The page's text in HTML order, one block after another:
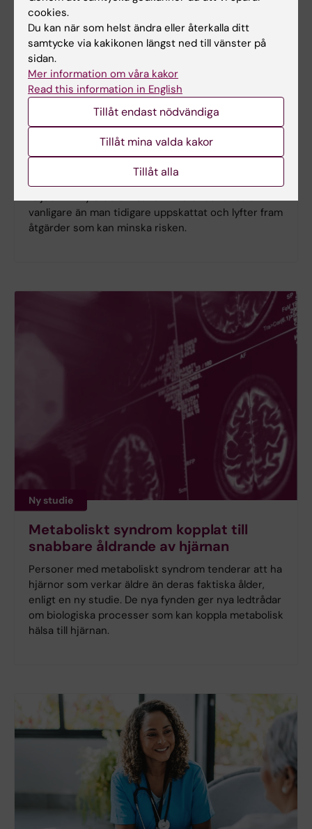
Ny studie
Spädbarnskollaps ovanligt men kan
få allvarliga konsekvenser
Plötslig oväntad spädbarnskollaps under den första
levnadsveckan är ovanligt, men kan få allvarliga
följder. En ny studie visar att tillståndet ändå är
vanligare än man tidigare uppskattat och lyfter fram
åtgärder som kan minska risken.
Ny studie
Metaboliskt syndrom kopplat till
snabbare åldrande av hjärnan
Personer med metaboliskt syndrom tenderar att ha
hjärnor som verkar äldre än deras faktiska ålder,
enligt en ny studie. De nya fynden ger nya ledtrådar
om biologiska processer som kan koppla metabolisk
hälsa till hjärnan.
cookies.
Du kan när som helst ändra eller återkalla ditt
samtycke via kakikonen längst ned till vänster på
sidan.
Mer information om våra kakor
Read this information in English
Tillåt endast nödvändiga
Tillåt mina valda kakor
Tillåt alla